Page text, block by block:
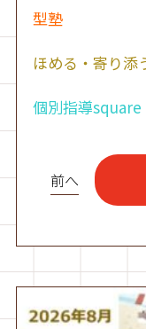
型塾
ほめる・寄り添
個別指導square
前へ